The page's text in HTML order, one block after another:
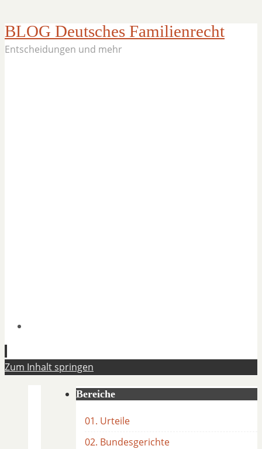
BLOG Deutsches Familienrecht
Entscheidungen und mehr
Zum Inhalt springen
Bereiche
01. Urteile
02. Bundesgerichte